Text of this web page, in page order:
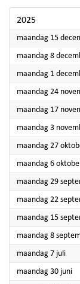
2025
maandag 15
maandag 8
maandag 1
maandag 24
maandag 17
maandag 3
maandag 27
maandag 6
maandag 29
maandag 22
maandag 15
maandag 8
maandag 7 juli2025
maandag 30 juni